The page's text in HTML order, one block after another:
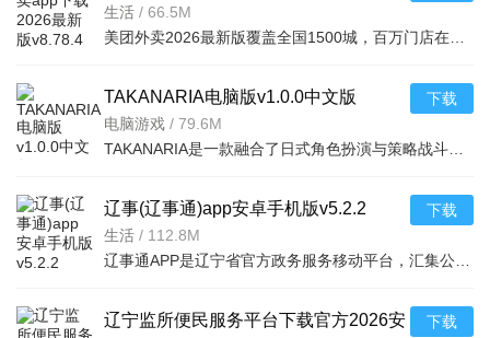
方安卓版
生活 / 66.5M
TAKANARIA电脑版v1.0.0中文版
电脑游戏 / 79.6M
下载
辽事(辽事通)app安卓手机版v5.2.2
2026政务版
生活 / 112.8M
下载
辽宁监所便民服务平台下载官方2026安 下载